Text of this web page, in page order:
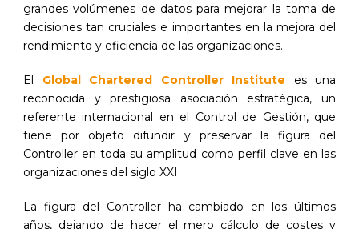
grandes volúmenes de datos para mejorar la toma de
decisiones tan cruciales e importantes en la mejora del
rendimiento y eficiencia de las organizaciones.
El Global Chartered Controller Institute es una
reconocida y prestigiosa asociación estratégica, un
referente internacional en el Control de Gestión, que
tiene por objeto difundir y preservar la figura del
Controller en toda su amplitud como perfil clave en las
organizaciones del siglo XXI.
La figura del Controller ha cambiado en los últimos
años, dejando de hacer el mero cálculo de costes y